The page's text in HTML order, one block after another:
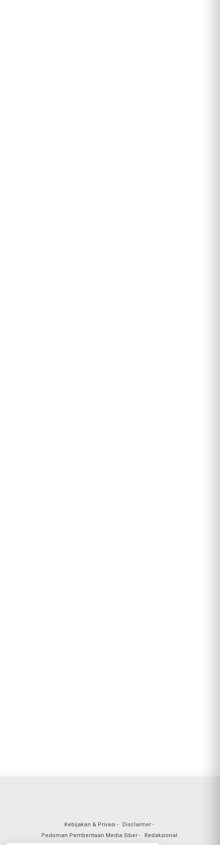
Kebijakan & Privasi
Disclaimer
Pedoman Pemberitaan Media Siber
Redaksional